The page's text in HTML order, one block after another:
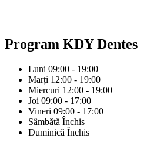
Program KDY Dentes
Luni 09:00 - 19:00
Marți 12:00 - 19:00
Miercuri 12:00 - 19:00
Joi 09:00 - 17:00
Vineri 09:00 - 17:00
Sâmbătă Închis
Duminică Închis